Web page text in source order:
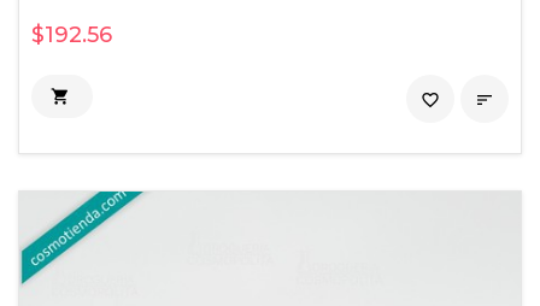
$192.56
 
favorite_border